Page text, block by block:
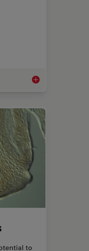
Easy StepsMilestones in
to